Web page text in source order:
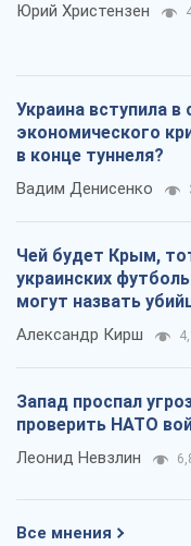
Юрий Христензен
Украина вступила в
экономического
в конце туннеля?
Вадим Денисенко
Чей будет Крым,
украинских
могут назвать
Александр Кирш
Запад проспал
проверить НАТО
Леонид Невзлин
Все мнения